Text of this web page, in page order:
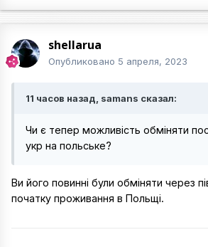
shellarua
Опубликовано 5 апреля, 2023
11 часов назад, samans сказал:
Чи є тепер можливість обміняти
укр на польське?
Ви його повинні були обміняти через
початку проживання в Польщі.